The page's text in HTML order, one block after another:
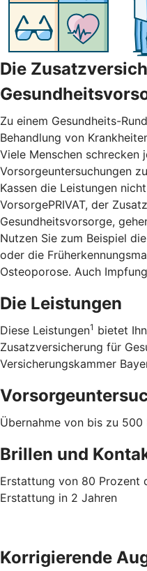
Die
Zu einem Gesundheits-
Behandlung von
Viele Menschen schrecken
Vorsorgeuntersuchungen
Kassen die Leistungen
VorsorgePRIVAT, der
Gesundheitsvorsorge,
Nutzen Sie zum Beispiel
oder die
Osteoporose. Auch
Die Leistungen
Diese Leistungen1 bietet
Zusatzversicherung für
Versicherungskammer
Übernahme von bis zu 500
Brillen und
Erstattung von 80 Prozent
Erstattung in 2 Jahren
Korrigierende